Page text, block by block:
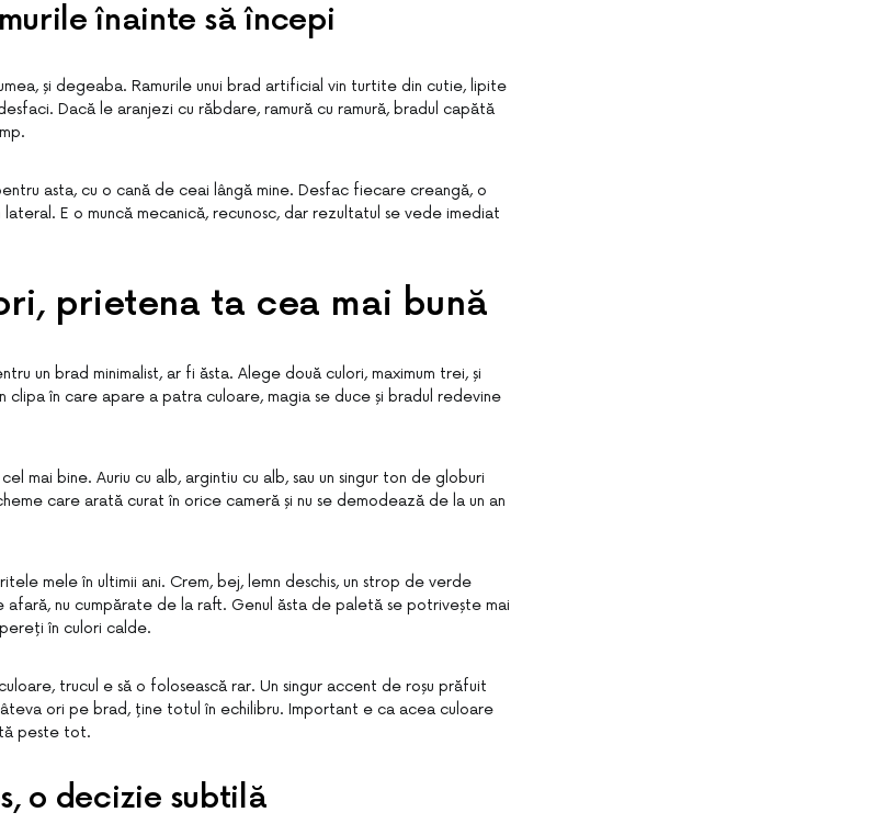
înainte să începi
și degeaba. Ramurile unui brad artificial vin turtite din cutie, lipite
Dacă le aranjezi cu răbdare, ramură cu ramură, bradul capătă
asta, cu o cană de ceai lângă mine. Desfac fiecare creangă, o
lateral. E o muncă mecanică, recunosc, dar rezultatul se vede imediat
prietena ta cea mai bună
un brad minimalist, ar fi ăsta. Alege două culori, maximum trei, și
în care apare a patra culoare, magia se duce și bradul redevine
mai bine. Auriu cu alb, argintiu cu alb, sau un singur ton de globuri
care arată curat în orice cameră și nu se demodează de la un an
mele în ultimii ani. Crem, bej, lemn deschis, un strop de verde
afară, nu cumpărate de la raft. Genul ăsta de paletă se potrivește mai
în culori calde.
trucul e să o folosească rar. Un singur accent de roșu prăfuit
ori pe brad, ține totul în echilibru. Important e ca acea culoare
peste tot.
o decizie subtilă